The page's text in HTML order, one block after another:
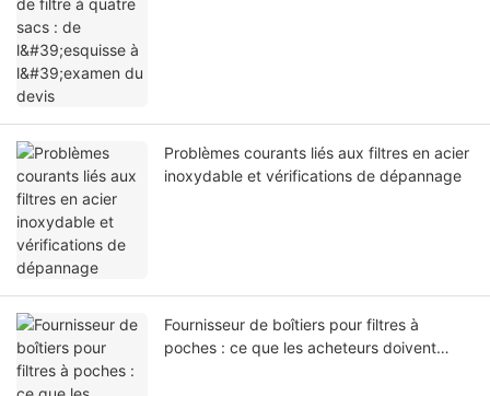
Problèmes courants liés aux filtres en acier
inoxydable et vérifications de dépannage
Fournisseur de boîtiers pour filtres à
poches : ce que les acheteurs doivent